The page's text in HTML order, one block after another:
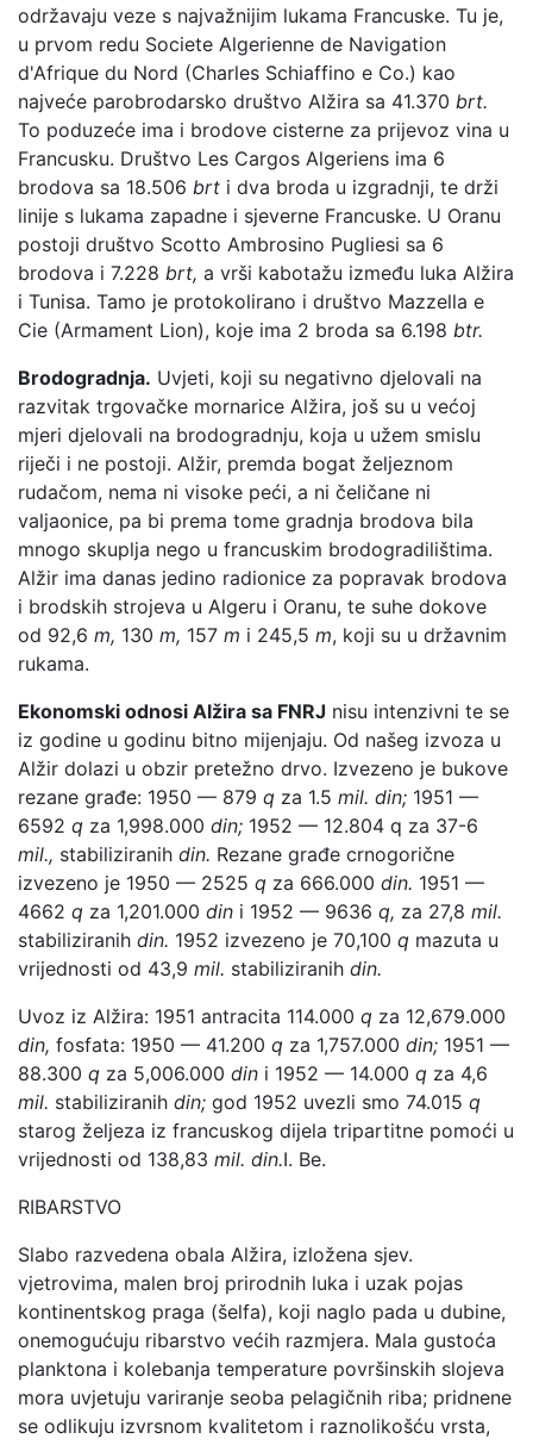
održavaju veze s najvažnijim lukama Francuske. Tu je,
u prvom redu Societe Algerienne de Navigation
d'Afrique du Nord (Charles Schiaffino e Co.) kao
najveće parobrodarsko društvo Alžira sa 41.370 brt.
To poduzeće ima i brodove cisterne za prijevoz vina u
Francusku. Društvo Les Cargos Algeriens ima 6
brodova sa 18.506 brt i dva broda u izgradnji, te drži
linije s lukama zapadne i sjeverne Francuske. U Oranu
postoji društvo Scotto Ambrosino Pugliesi sa 6
brodova i 7.228 brt, a vrši kabotažu između luka Alžira
i Tunisa. Tamo je protokolirano i društvo Mazzella e
Cie (Armament Lion), koje ima 2 broda sa 6.198 btr.
Brodogradnja. Uvjeti, koji su negativno djelovali na
razvitak trgovačke mornarice Alžira, još su u većoj
mjeri djelovali na brodogradnju, koja u užem smislu
riječi i ne postoji. Alžir, premda bogat željeznom
rudačom, nema ni visoke peći, a ni čeličane ni
valjaonice, pa bi prema tome gradnja brodova bila
mnogo skuplja nego u francuskim brodogradilištima.
Alžir ima danas jedino radionice za popravak brodova
i brodskih strojeva u Algeru i Oranu, te suhe dokove
od 92,6 m, 130 m, 157 m i 245,5 m, koji su u državnim
rukama.
Ekonomski odnosi Alžira sa FNRJ nisu intenzivni te se
iz godine u godinu bitno mijenjaju. Od našeg izvoza u
Alžir dolazi u obzir pretežno drvo. Izvezeno je bukove
rezane građe: 1950 — 879 q za 1.5 mil. din; 1951 —
6592 q za 1,998.000 din; 1952 — 12.804 q za 37-6
mil., stabiliziranih din. Rezane građe crnogorične
izvezeno je 1950 — 2525 q za 666.000 din. 1951 —
4662 q za 1,201.000 din i 1952 — 9636 q, za 27,8 mil.
stabiliziranih din. 1952 izvezeno je 70,100 q mazuta u
vrijednosti od 43,9 mil. stabiliziranih din.
Uvoz iz Alžira: 1951 antracita 114.000 q za 12,679.000
din, fosfata: 1950 — 41.200 q za 1,757.000 din; 1951 —
88.300 q za 5,006.000 din i 1952 — 14.000 q za 4,6
mil. stabiliziranih din; god 1952 uvezli smo 74.015 q
starog željeza iz francuskog dijela tripartitne pomoći u
vrijednosti od 138,83 mil. din.I. Be.
RIBARSTVO
Slabo razvedena obala Alžira, izložena sjev.
vjetrovima, malen broj prirodnih luka i uzak pojas
kontinentskog praga (šelfa), koji naglo pada u dubine,
onemogućuju ribarstvo većih razmjera. Mala gustoća
planktona i kolebanja temperature površinskih slojeva
mora uvjetuju variranje seoba pelagičnih riba; pridnene
se odlikuju izvrsnom kvalitetom i raznolikošću vrsta,